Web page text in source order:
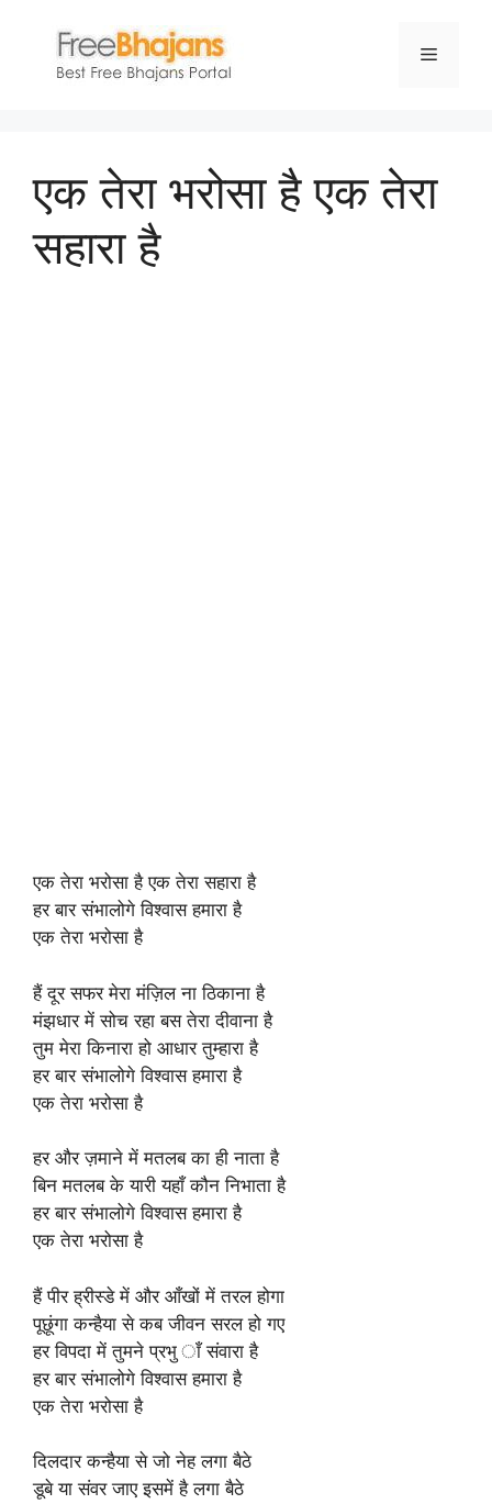
content
Menu
एक तेरा भरोसा है एक तेरा
सहारा है
एक तेरा भरोसा है एक तेरा सहारा है
हर बार संभालोगे विश्वास हमारा है
एक तेरा भरोसा है
हैं दूर सफर मेरा मंज़िल ना ठिकाना है
मंझधार में सोच रहा बस तेरा दीवाना है
तुम मेरा किनारा हो आधार तुम्हारा है
हर बार संभालोगे विश्वास हमारा है
एक तेरा भरोसा है
हर और ज़माने में मतलब का ही नाता है
बिन मतलब के यारी यहाँ कौन निभाता है
हर बार संभालोगे विश्वास हमारा है
एक तेरा भरोसा है
हैं पीर ह्रीस्डे में और आँखों में तरल होगा
पूछूंगा कन्हैया से कब जीवन सरल हो गए
हर विपदा में तुमने प्रभु ाँ संवारा है
हर बार संभालोगे विश्वास हमारा है
एक तेरा भरोसा है
दिलदार कन्हैया से जो नेह लगा बैठे
डूबे या संवर जाए इसमें है लगा बैठे